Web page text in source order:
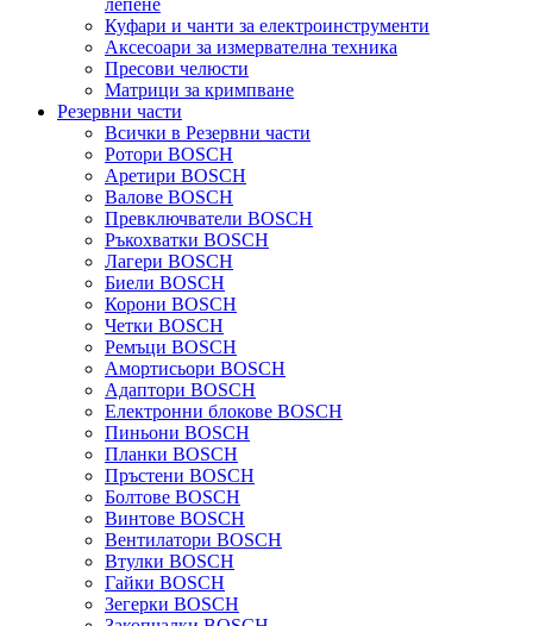
лепене
Куфари и чанти за електроинструменти
Аксесоари за измервателна техника
Пресови челюсти
Матрици за кримпване
Резервни части
Всички в Резервни части
Ротори BOSCH
Аретири BOSCH
Валове BOSCH
Превключватели BOSCH
Ръкохватки BOSCH
Лагери BOSCH
Биели BOSCH
Корони BOSCH
Четки BOSCH
Ремъци BOSCH
Амортисьори BOSCH
Адаптори BOSCH
Електронни блокове BOSCH
Пиньони BOSCH
Планки BOSCH
Пръстени BOSCH
Болтове BOSCH
Винтове BOSCH
Вентилатори BOSCH
Втулки BOSCH
Гайки BOSCH
Зегерки BOSCH